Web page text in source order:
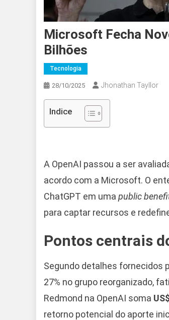
Microsoft Fecha
Bilhões
Tecnologia
28/10/2025 Jhonathan Tayllor
Indice
A OpenAI passou a ser
acordo com a Microsoft. O
ChatGPT em uma public
para captar recursos e
Pontos centrais
Segundo detalhes fornecidos
27% no grupo reorganizado,
Redmond na OpenAI soma
retorno potencial do aporte